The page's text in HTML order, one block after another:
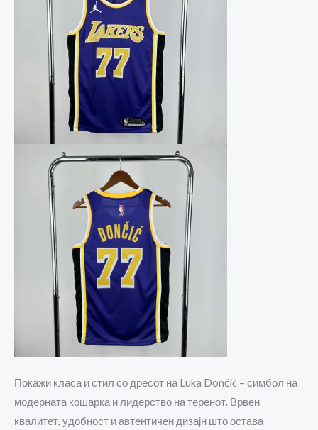
Покажи класа и стил со дресот на Luka Dončić – симбол на
модерната кошарка и лидерство на теренот. Врвен
квалитет, удобност и автентичен дизајн што остава